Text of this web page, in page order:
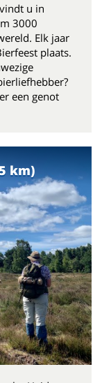
u in
3000
Elk jaar
plaats.
een genot
km)